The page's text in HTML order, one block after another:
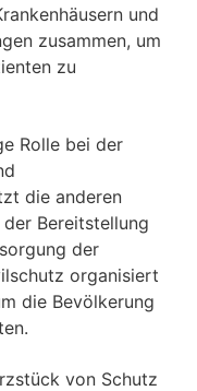
und
zusammen, um
zu
Rolle bei der
die anderen
Bereitstellung
der
organisiert
die Bevölkerung
von Schutz